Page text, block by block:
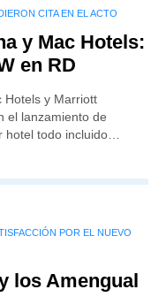
CITA EN EL ACTO
y Mac Hotels:
en RD
Hotels y Marriott
el lanzamiento de
hotel todo incluido…
POR EL NUEVO
los Amengual